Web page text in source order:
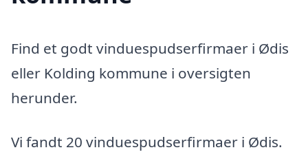
Find et godt vinduespudserfirmaer i Ødis
eller Kolding kommune i oversigten
herunder.
Vi fandt 20 vinduespudserfirmaer i Ødis.